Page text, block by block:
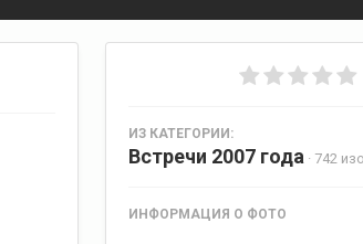
ИЗ КАТЕГОРИИ:
Встречи 2007 года · 742
ИНФОРМАЦИЯ О ФОТО